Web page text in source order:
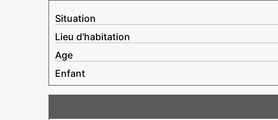
Situation
Lieu d'habitation
Age
Enfant